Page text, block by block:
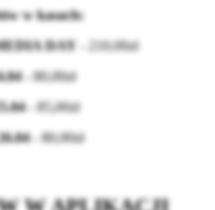
w kasach:
DAY
- 210,00zł
- 80,00zł
- 85,00zł
- 80,00zł